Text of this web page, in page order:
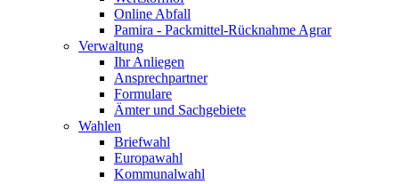
Online Abfall
Pamira - Packmittel-Rücknahme Agrar
Verwaltung
Ihr Anliegen
Ansprechpartner
Formulare
Ämter und Sachgebiete
Wahlen
Briefwahl
Europawahl
Kommunalwahl